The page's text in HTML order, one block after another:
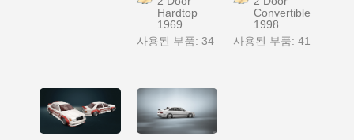
Hardtop
1969
사용된 부품: 34
Convertible
1998
사용된 부품: 41